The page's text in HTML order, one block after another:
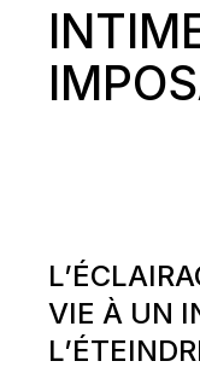
VIE À UN